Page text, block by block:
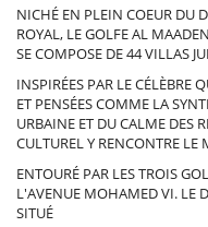
NICHÉ EN PLEIN COEUR DU
ROYAL, LE GOLFE AL
SE COMPOSE DE 44 VILLAS
INSPIRÉES PAR LE CÉLÈBRE
ET PENSÉES COMME LA
URBAINE ET DU CALME DES
CULTUREL Y RENCONTRE LE
ENTOURÉ PAR LES TROIS
L'AVENUE MOHAMED VI. LE
SITUÉ